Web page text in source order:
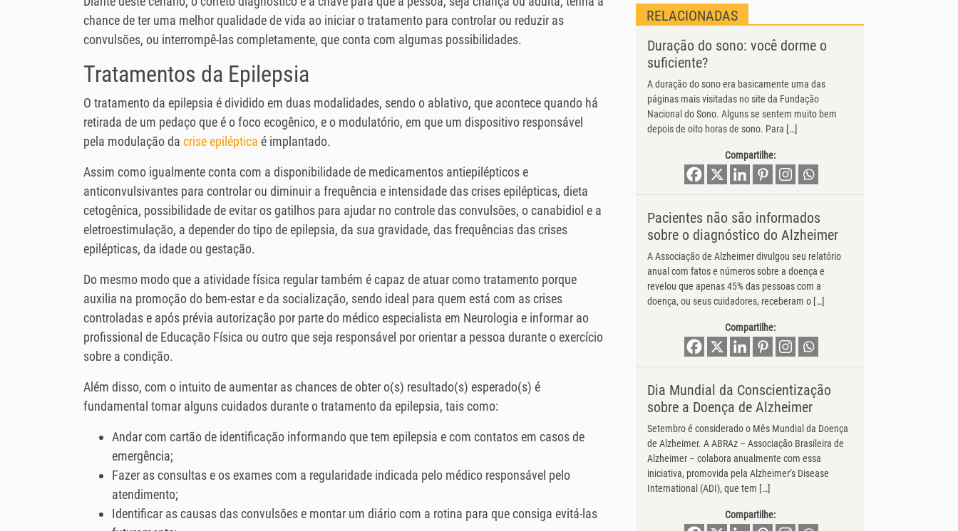
chance de ter uma melhor qualidade de vida ao iniciar o tratamento para controlar ou reduzir as
convulsões, ou interrompê-las completamente, que conta com algumas possibilidades.
Tratamentos da Epilepsia
O tratamento da epilepsia é dividido em duas modalidades, sendo o ablativo, que acontece quando há
retirada de um pedaço que é o foco ecogênico, e o modulatório, em que um dispositivo responsável
pela modulação da crise epiléptica é implantado.
Assim como igualmente conta com a disponibilidade de medicamentos antiepilépticos e
anticonvulsivantes para controlar ou diminuir a frequência e intensidade das crises epilépticas, dieta
cetogênica, possibilidade de evitar os gatilhos para ajudar no controle das convulsões, o canabidiol e a
eletroestimulação, a depender do tipo de epilepsia, da sua gravidade, das frequências das crises
epilépticas, da idade ou gestação.
Do mesmo modo que a atividade física regular também é capaz de atuar como tratamento porque
auxilia na promoção do bem-estar e da socialização, sendo ideal para quem está com as crises
controladas e após prévia autorização por parte do médico especialista em Neurologia e informar ao
profissional de Educação Física ou outro que seja responsável por orientar a pessoa durante o exercício
sobre a condição.
Além disso, com o intuito de aumentar as chances de obter o(s) resultado(s) esperado(s) é
fundamental tomar alguns cuidados durante o tratamento da epilepsia, tais como:
Andar com cartão de identificação informando que tem epilepsia e com contatos em casos de
emergência;
Fazer as consultas e os exames com a regularidade indicada pelo médico responsável pelo
atendimento;
Identificar as causas das convulsões e montar um diário com a rotina para que consiga evitá-las
RELACIONADAS
Duração do sono: você dorme o
suficiente?
A duração do sono era basicamente uma das
páginas mais visitadas no site da Fundação
Nacional do Sono. Alguns se sentem muito bem
depois de oito horas de sono. Para […]
Compartilhe:
Pacientes não são informados
sobre o diagnóstico do Alzheimer
A Associação de Alzheimer divulgou seu relatório
anual com fatos e números sobre a doença e
revelou que apenas 45% das pessoas com a
doença, ou seus cuidadores, receberam o […]
Compartilhe:
Dia Mundial da Conscientização
sobre a Doença de Alzheimer
Setembro é considerado o Mês Mundial da Doença
de Alzheimer. A ABRAz – Associação Brasileira de
Alzheimer – colabora anualmente com essa
iniciativa, promovida pela Alzheimer’s Disease
International (ADI), que tem […]
Compartilhe: